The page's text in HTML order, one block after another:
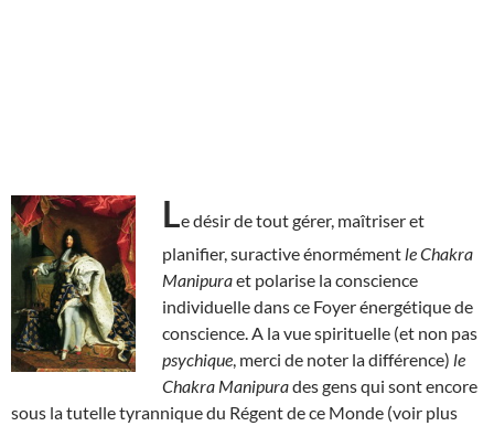
Le désir de tout gérer, maîtriser et
planifier, suractive énormément le Chakra
Manipuraet polarise la conscience
individuelle dans ce Foyer énergétique de
conscience. A la vue spirituelle (et non pas
psychique , merci de noter la différence) le
Chakra Manipurades gens qui sont encore
sous la tutelle tyrannique du Régent de ce Monde (voir plus